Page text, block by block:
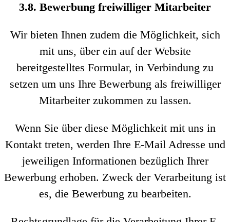
3.8. Bewerbung freiwilliger Mitarbeiter
Wir bieten Ihnen zudem die Möglichkeit, sich
mit uns, über ein auf der Website
bereitgestelltes Formular, in Verbindung zu
setzen um uns Ihre Bewerbung als freiwilliger
Mitarbeiter zukommen zu lassen.
Wenn Sie über diese Möglichkeit mit uns in
Kontakt treten, werden Ihre E-Mail Adresse und
jeweiligen Informationen bezüglich Ihrer
Bewerbung erhoben. Zweck der Verarbeitung ist
es, die Bewerbung zu bearbeiten.